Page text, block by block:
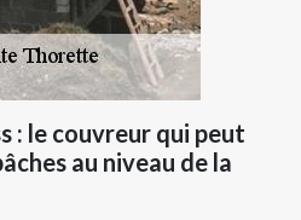
: le couvreur qui peut
au niveau de la